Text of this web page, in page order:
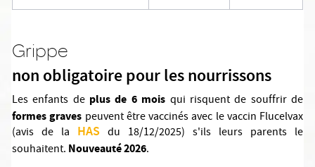
Grippe
non obligatoire pour les nourrissons
Les enfants de plus de 6 mois qui risquent de souffrir de
formes graves peuvent être vaccinés avec le vaccin Flucelvax
(avis de la HAS du 18/12/2025) s'ils leurs parents le
souhaitent. Nouveauté 2026.